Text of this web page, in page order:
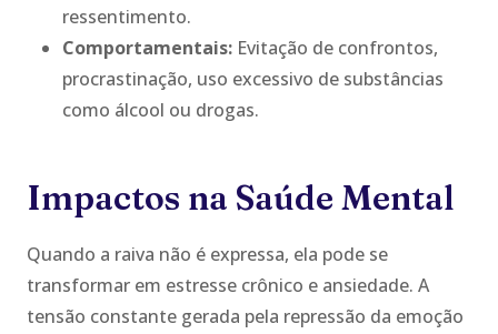
ressentimento.
Comportamentais: Evitação de confrontos,
procrastinação, uso excessivo de substâncias
como álcool ou drogas.
Impactos na Saúde Mental
Quando a raiva não é expressa, ela pode se
transformar em estresse crônico e ansiedade. A
tensão constante gerada pela repressão da emoção